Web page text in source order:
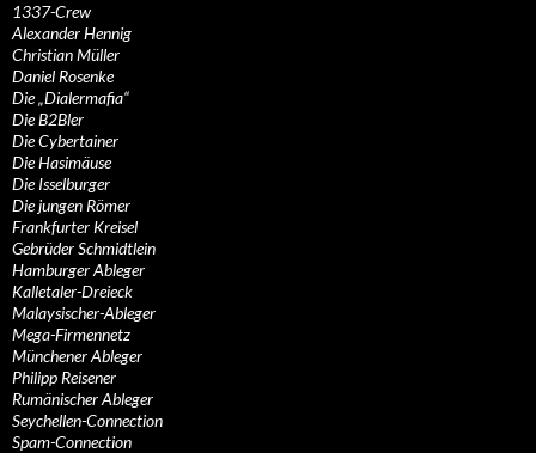
1337-Crew
Alexander Hennig
Christian Müller
Daniel Rosenke
Die „Dialermafia“
Die B2Bler
Die Cybertainer
Die Hasimäuse
Die Isselburger
Die jungen Römer
Frankfurter Kreisel
Gebrüder Schmidtlein
Hamburger Ableger
Kalletaler-Dreieck
Malaysischer-Ableger
Mega-Firmennetz
Münchener Ableger
Philipp Reisener
Rumänischer Ableger
Seychellen-Connection
Spam-Connection